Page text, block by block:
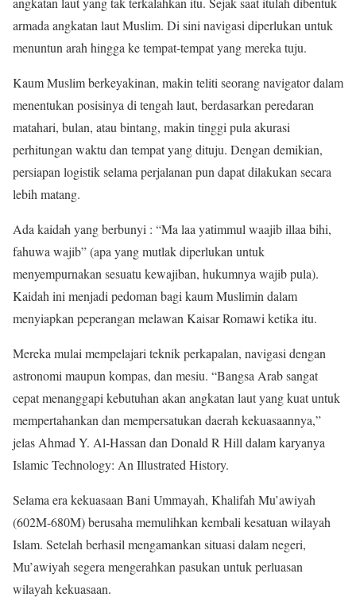
armada angkatan laut Muslim. Di sini navigasi diperlukan untuk
menuntun arah hingga ke tempat-tempat yang mereka tuju.
Kaum Muslim berkeyakinan, makin teliti seorang navigator dalam
menentukan posisinya di tengah laut, berdasarkan peredaran
matahari, bulan, atau bintang, makin tinggi pula akurasi
perhitungan waktu dan tempat yang dituju. Dengan demikian,
persiapan logistik selama perjalanan pun dapat dilakukan secara
lebih matang.
Ada kaidah yang berbunyi : “Ma laa yatimmul waajib illaa bihi,
fahuwa wajib” (apa yang mutlak diperlukan untuk
menyempurnakan sesuatu kewajiban, hukumnya wajib pula).
Kaidah ini menjadi pedoman bagi kaum Muslimin dalam
menyiapkan peperangan melawan Kaisar Romawi ketika itu.
Mereka mulai mempelajari teknik perkapalan, navigasi dengan
astronomi maupun kompas, dan mesiu. “Bangsa Arab sangat
cepat menanggapi kebutuhan akan angkatan laut yang kuat untuk
mempertahankan dan mempersatukan daerah kekuasaannya,”
jelas Ahmad Y. Al-Hassan dan Donald R Hill dalam karyanya
Islamic Technology: An Illustrated History.
Selama era kekuasaan Bani Ummayah, Khalifah Mu’awiyah
(602M-680M) berusaha memulihkan kembali kesatuan wilayah
Islam. Setelah berhasil mengamankan situasi dalam negeri,
Mu’awiyah segera mengerahkan pasukan untuk perluasan
wilayah kekuasaan.